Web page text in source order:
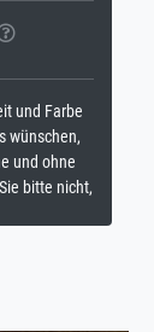
und Farbe
wünschen,
und ohne
bitte nicht,